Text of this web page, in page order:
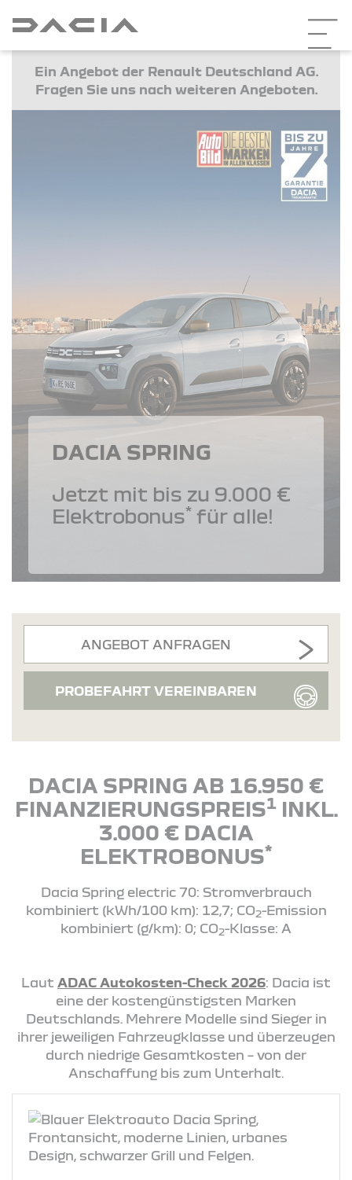
Ein Angebot der Renault Deutschland AG.
Fragen Sie uns nach weiteren Angeboten.
DACIA SPRING
Jetzt mit bis zu 9.000 €
Elektrobonus*für alle!
ANGEBOT ANFRAGEN
PROBEFAHRT VEREINBAREN
DACIA SPRING AB 16.950 €
FINANZIERUNGSPREIS1INKL.
3.000 € DACIA
ELEKTROBONUS*
Dacia Spring electric 70: Stromverbrauch
kombiniert (kWh/100 km): 12,7; CO2-Emission
kombiniert (g/km): 0; CO2-Klasse: A
Laut ADAC Autokosten-Check 2026: Dacia ist
eine der kostengünstigsten Marken
Deutschlands. Mehrere Modelle sind Sieger in
ihrer jeweiligen Fahrzeugklasse und überzeugen
durch niedrige Gesamtkosten – von der
Anschaffung bis zum Unterhalt.